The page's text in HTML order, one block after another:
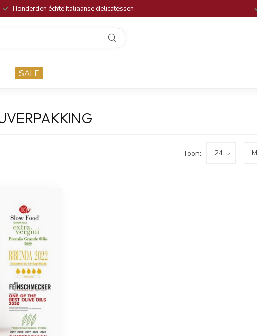
Honderden échte Italiaanse delicatessen
SALE
Toon: